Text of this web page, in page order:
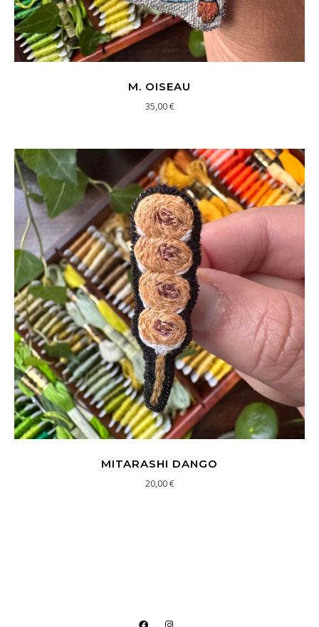
M. OISEAU
35,00€
MITARASHI DANGO
20,00€